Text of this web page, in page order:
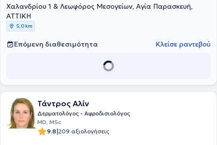
αντιμετωπίζει κάποιος ασθενής.
Χαλανδρίου 1 & Λεωφόρος Μεσογείων, Αγία Παρασκευή,
ΑΤΤΙΚΗ
5,0 km
Επόμενη διαθεσιμότητα Κλείσε ραντεβού
Τάντρος Αλίν
Δερματολόγος - Αφροδισιολόγος
MD, MSc
9.8|209 αξιολογήσεις